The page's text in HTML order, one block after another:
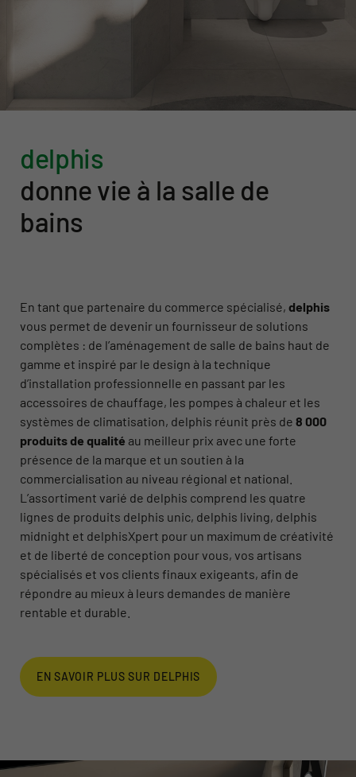
delphis
donne vie à la salle de
bains
En tant que partenaire du commerce spécialisé, delphis
vous permet de devenir un fournisseur de solutions
complètes : de l’aménagement de salle de bains haut de
gamme et inspiré par le design à la technique
d’installation professionnelle en passant par les
accessoires de chauffage, les pompes à chaleur et les
systèmes de climatisation, delphis réunit près de 8 000
produits de qualité au meilleur prix avec une forte
présence de la marque et un soutien à la
commercialisation au niveau régional et national.
L’assortiment varié de delphis comprend les quatre
lignes de produits delphis unic, delphis living, delphis
midnight et delphisXpert pour un maximum de créativité
et de liberté de conception pour vous, vos artisans
spécialisés et vos clients finaux exigeants, afin de
répondre au mieux à leurs demandes de manière
rentable et durable.
EN SAVOIR PLUS SUR DELPHIS